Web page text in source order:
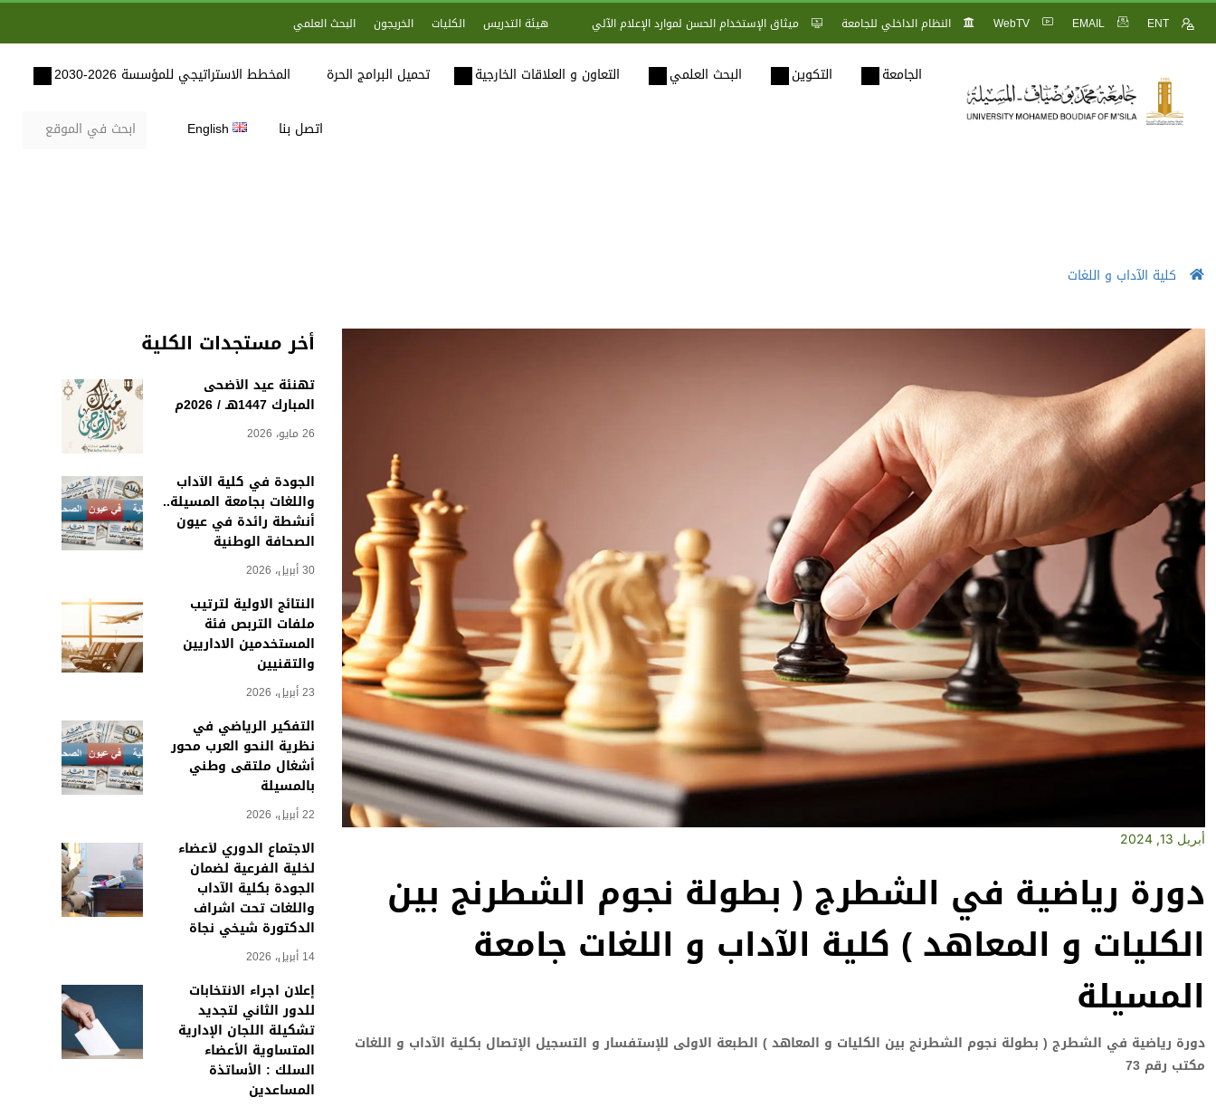
ENT
EMAIL
WebTV النظام الداخلي للجامعة ميثاق الإستخدام الحسن لموارد الإعلام الآلي هيئة التدريس الكليات الخريجون البحث العلمي
الجامعة التكوين البحث العلمي التعاون و العلاقات الخارجية تحميل البرامج الحرة المخطط الاستراتيجي للمؤسسة 2026-2030
اتصل بنا English
كلية الآداب و اللغات
أخر مستجدات الكلية
تهنئة عيد الأضحى
المبارك 1447هـ / 2026م
26 مايو، 2026
الجودة في كلية الآداب
واللغات بجامعة المسيلة..
أنشطة رائدة في عيون
الصحافة الوطنية
30 أبريل، 2026
النتائج الاولية لترتيب
ملفات التربص فئة
المستخدمين الاداريين
والتقنيين
23 أبريل، 2026
التفكير الرياضي في
نظرية النحو العرب محور
أشغال ملتقى وطني
بالمسيلة
22 أبريل، 2026
الاجتماع الدوري لأعضاء
لخلية الفرعية لضمان
الجودة بكلية الآداب
واللغات تحت اشراف
الدكتورة شيخي نجاة
14 أبريل، 2026
إعلان اجراء الانتخابات
للدور الثاني لتجديد
تشكيلة اللجان الإدارية
المتساوية الأعضاء
السلك : الأساتذة
المساعدين
أبريل 13, 2024
دورة رياضية في الشطرج ( بطولة نجوم الشطرنج بين
الكليات و المعاهد ) كلية الآداب و اللغات جامعة
المسيلة
دورة رياضية في الشطرج ( بطولة نجوم الشطرنج بين الكليات و المعاهد ) الطبعة الاولى للإستفسار و التسجيل الإتصال بكلية الآداب و اللغات
مكتب رقم 73